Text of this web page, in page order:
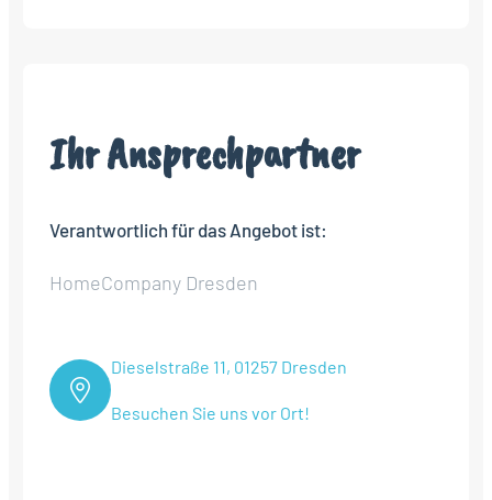
Ihr Ansprechpartner
Verantwortlich für das Angebot ist:
HomeCompany Dresden
Dieselstraße 11, 01257 Dresden
Besuchen Sie uns vor Ort!